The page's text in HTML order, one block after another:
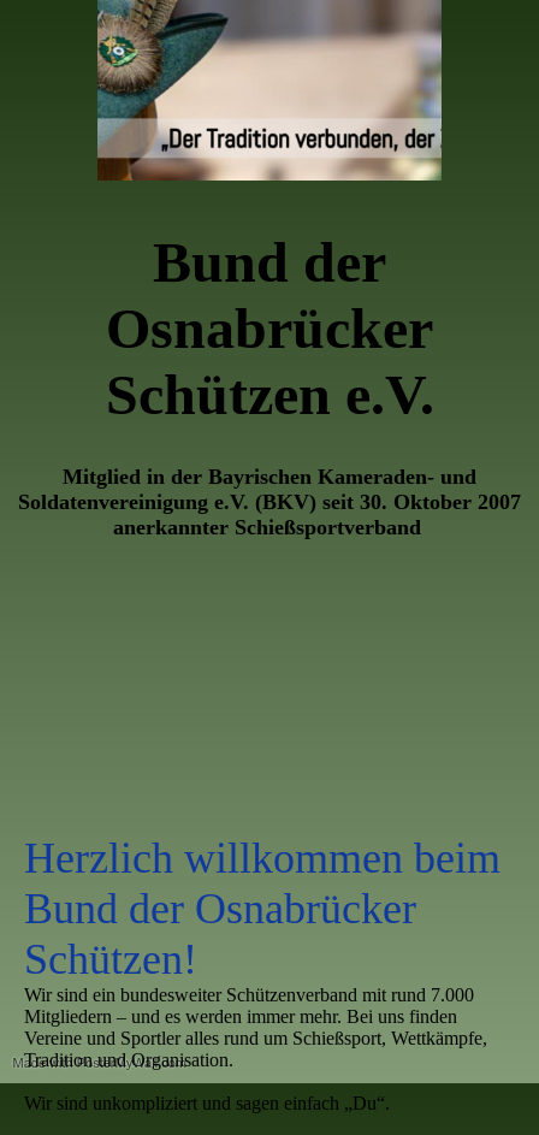
Bund der
Osnabrücker
Schützen e.V.
Mitglied in der Bayrischen Kameraden- und
Soldatenvereinigung e.V. (BKV) seit 30. Oktober 2007
anerkannter Schießsportverband
Herzlich willkommen beim
Bund der Osnabrücker
Schützen!
Wir sind ein bundesweiter Schützenverband mit rund 7.000
Mitgliedern – und es werden immer mehr. Bei uns finden
Vereine und Sportler alles rund um Schießsport, Wettkämpfe,
Tradition und Organisation.
Wir sind unkompliziert und sagen einfach „Du“.